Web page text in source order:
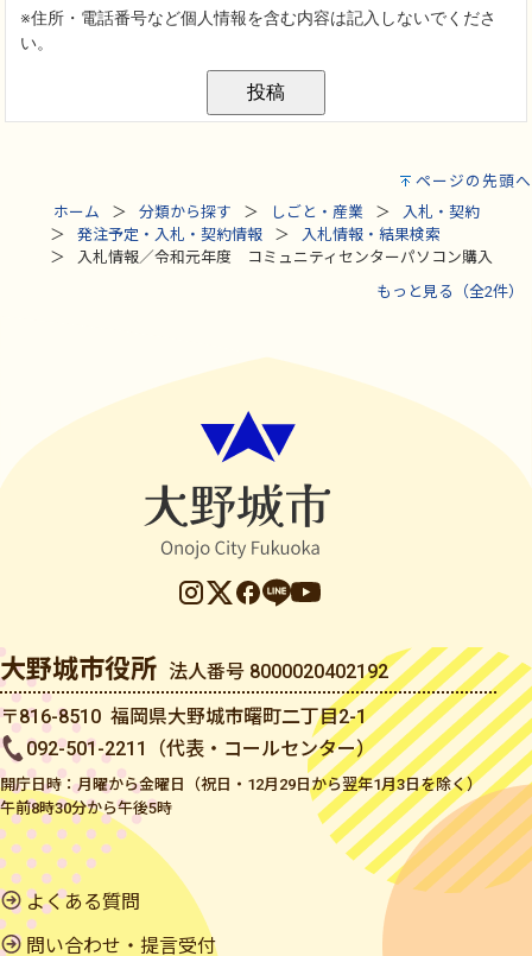
ページの先頭へ
ホーム
分類から探す しごと・産業
入札・契約
発注予定・入札・契約情報
入札情報・結果検索
入札情報／令和元年度 コミュニティセンターパソコン購入
もっと見る（全2件）
大野城市役所 法人番号 8000020402192
〒816-8510 福岡県大野城市曙町二丁目2-1
092-501-2211（代表・コールセンター）
開庁日時：月曜から金曜日（祝日・12月29日から翌年1月3日を除く）
午前8時30分から午後5時
よくある質問
問い合わせ・提言受付